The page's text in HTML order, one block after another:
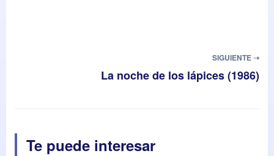
SIGUIENTE ➝
La noche de los lápices (1986)
Te puede interesar